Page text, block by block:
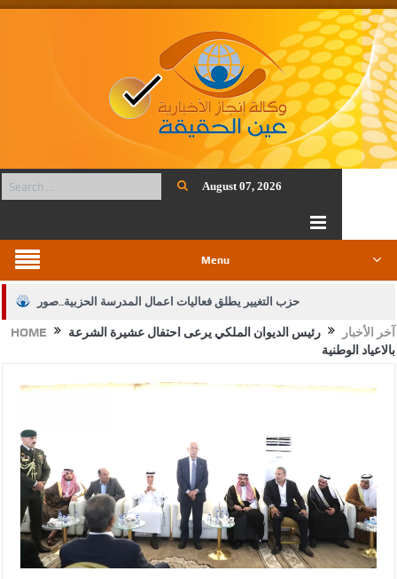
August 07, 2026
Menu
حزب التغيير يطلق فعاليات اعمال المدرسة الحزبية..صور
الجيش يفتح باب التجنيد لحملة البكالوريوس في الحقوق والقانون
الأمن يتلف 16 مليون حبة كبتاجون و1480 كغم مواد مخدرة
النواب يقر مشروع تعديل قانون الملكية العقارية
القاضي يلتقي رؤساء تحرير الصحف اليومية ويؤكد حرص مجلس النواب
على شراكة فاعلة مع الإعلام
دعوة المكلفين بخدمة العلم (الدفعة الثالثة) إلى مراجعة منصة خدمة
HOME آخر الأخبار
رئيس الديوان الملكي يرعى احتفال عشيرة الشرعة
بالاعياد الوطنية